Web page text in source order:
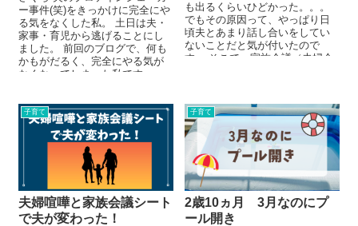
ー事件(笑)をきっかけに完全にや
る気をなくした私。 土日は夫・
家事・育児から逃げることにし
ました。 前回のブログで、何も
かもがだるく、完全にやる気が
なくなってしまった私です。 ...
も出るくらいひどかった。。。
でもその原因って、やっぱり日
頃夫とあまり話し合いをしてい
ないことだと気が付いたので
す。 そこで、家族会議（夫婦会
子育て
夫婦喧嘩と家族会議シート
で夫が変わった！
子育て
2歳10ヵ月 3月なのにプ
ール開き